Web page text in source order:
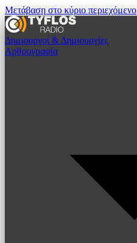
Μετάβαση στο κύριο περιεχόμενο
Δημιουργοί & Δημιουργίες
Αρθρογραφία